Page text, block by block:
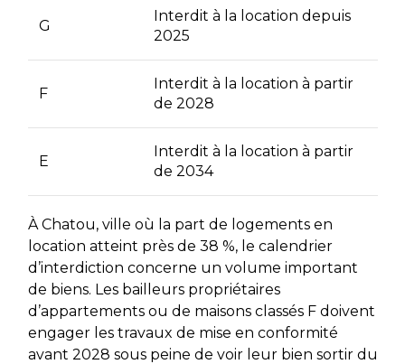
G
Interdit à la location depuis
2025
F
Interdit à la location à partir
de 2028
E
Interdit à la location à partir
de 2034
À Chatou, ville où la part de logements en
location atteint près de 38 %, le calendrier
d’interdiction concerne un volume important
de biens. Les bailleurs propriétaires
d’appartements ou de maisons classés F doivent
engager les travaux de mise en conformité
avant 2028 sous peine de voir leur bien sortir du